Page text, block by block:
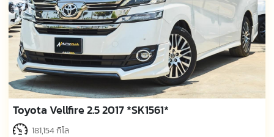
Toyota Vellfire 2.5 2017 *SK1561*
181,154 กิโล